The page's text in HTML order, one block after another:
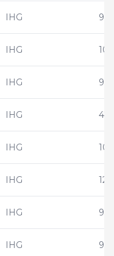
IHG
IHG
IHG
IHG
IHG
IHG
IHG
IHG